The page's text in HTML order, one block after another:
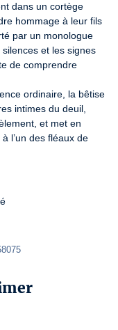
dans un cortège
hommage à leur fils
par un monologue
et les signes
de comprendre
ordinaire, la bêtise
intimes du deuil,
et met en
l’un des fléaux de